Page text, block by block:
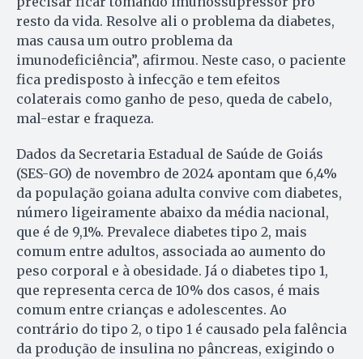
resto da vida. Resolve ali o problema da diabetes,
mas causa um outro problema da
imunodeficiência”, afirmou. Neste caso, o paciente
fica predisposto à infecção e tem efeitos
colaterais como ganho de peso, queda de cabelo,
mal-estar e fraqueza.
Dados da Secretaria Estadual de Saúde de Goiás
(SES-GO) de novembro de 2024 apontam que 6,4%
da população goiana adulta convive com diabetes,
número ligeiramente abaixo da média nacional,
que é de 9,1%. Prevalece diabetes tipo 2, mais
comum entre adultos, associada ao aumento do
peso corporal e à obesidade. Já o diabetes tipo 1,
que representa cerca de 10% dos casos, é mais
comum entre crianças e adolescentes. Ao
contrário do tipo 2, o tipo 1 é causado pela falência
da produção de insulina no pâncreas, exigindo o